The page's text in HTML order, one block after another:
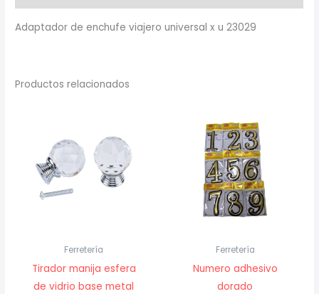
cantidad
Adaptador de enchufe viajero universal x u 23029
Productos relacionados
Ferretería
Tirador manija esfera
de vidrio base metal
Ferretería
Numero adhesivo
dorado